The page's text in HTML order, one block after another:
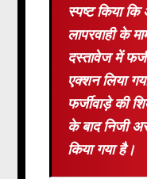
स्पष्ट किया
लापरवाही के
दस्तावेज में
एक्शन लिया
फर्जीवाड़े की
के बाद निजी
किया गया है।